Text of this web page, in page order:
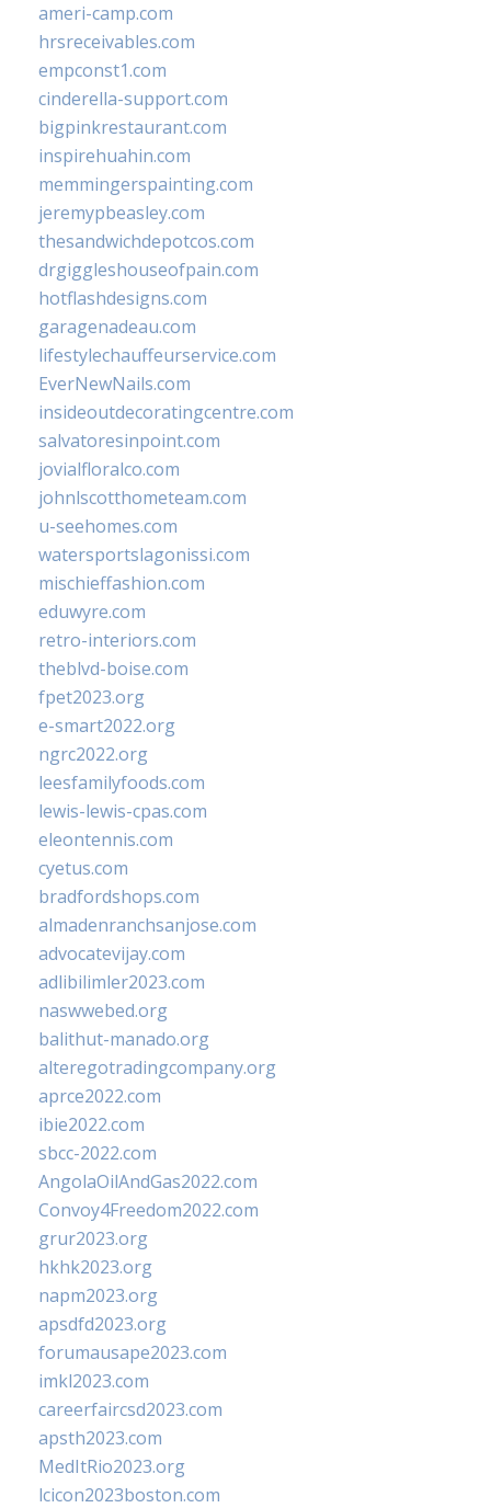
ameri-camp.com
hrsreceivables.com
empconst1.com
cinderella-support.com
bigpinkrestaurant.com
inspirehuahin.com
memmingerspainting.com
jeremypbeasley.com
thesandwichdepotcos.com
drgiggleshouseofpain.com
hotflashdesigns.com
garagenadeau.com
lifestylechauffeurservice.com
EverNewNails.com
insideoutdecoratingcentre.com
salvatoresinpoint.com
jovialfloralco.com
johnlscotthometeam.com
u-seehomes.com
watersportslagonissi.com
mischieffashion.com
eduwyre.com
retro-interiors.com
theblvd-boise.com
fpet2023.org
e-smart2022.org
ngrc2022.org
leesfamilyfoods.com
lewis-lewis-cpas.com
eleontennis.com
cyetus.com
bradfordshops.com
almadenranchsanjose.com
advocatevijay.com
adlibilimler2023.com
naswwebed.org
balithut-manado.org
alteregotradingcompany.org
aprce2022.com
ibie2022.com
sbcc-2022.com
AngolaOilAndGas2022.com
Convoy4Freedom2022.com
grur2023.org
hkhk2023.org
napm2023.org
apsdfd2023.org
forumausape2023.com
imkl2023.com
careerfaircsd2023.com
apsth2023.com
MedItRio2023.org
lcicon2023boston.com